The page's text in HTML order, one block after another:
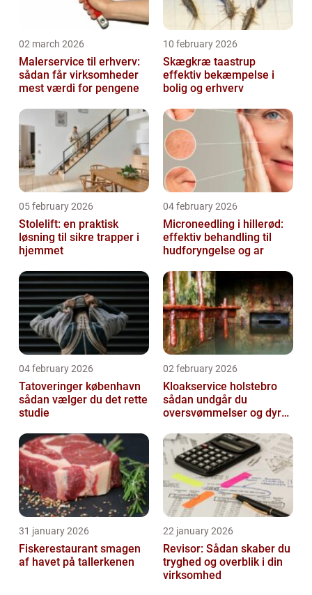
02 march 2026
Malerservice til erhverv:
sådan får virksomheder
mest værdi for pengene
10 february 2026
Skægkræ taastrup
effektiv bekæmpelse i
bolig og erhverv
05 february 2026
Stolelift: en praktisk
løsning til sikre trapper i
hjemmet
04 february 2026
Microneedling i hillerød:
effektiv behandling til
hudforyngelse og ar
04 february 2026
Tatoveringer københavn
sådan vælger du det rette
studie
02 february 2026
Kloakservice holstebro
sådan undgår du
oversvømmelser og dyre
31 january 2026
Fiskerestaurant smagen
af havet på tallerkenen
22 january 2026
Revisor: Sådan skaber du
tryghed og overblik i din
virksomhed